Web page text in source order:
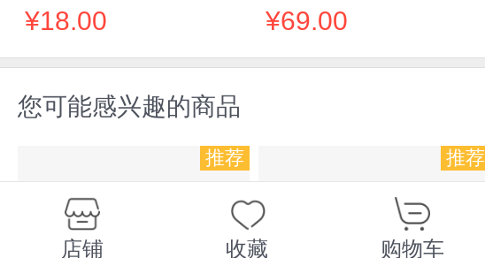
说，知名旅日诗人田
¥18.00
封神之作，赵丽颖倾
¥69.00
您可能感兴趣的商品
推荐 推荐
店铺 收藏 购物车